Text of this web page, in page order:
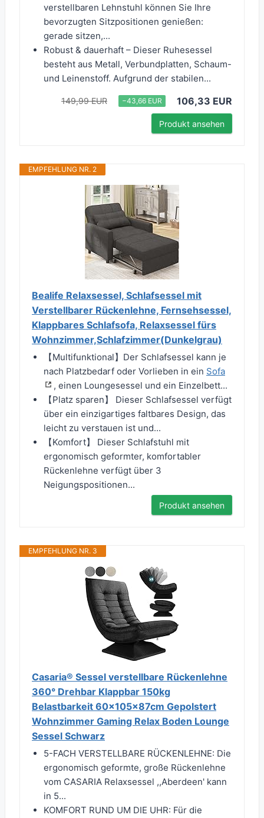
verstellbaren Lehnstuhl können Sie Ihre
bevorzugten Sitzpositionen genießen:
gerade sitzen,...
Robust & dauerhaft – Dieser Ruhesessel
besteht aus Metall, Verbundplatten, Schaum-
und Leinenstoff. Aufgrund der stabilen...
149,99 EUR −43,66 EUR 106,33 EUR
Produkt ansehen
EMPFEHLUNG NR. 2
Bealife Relaxsessel, Schlafsessel mit
Verstellbarer Rückenlehne, Fernsehsessel,
Klappbares Schlafsofa, Relaxsessel fürs
Wohnzimmer,Schlafzimmer(Dunkelgrau)
【Multifunktional】Der Schlafsessel kann je
nach Platzbedarf oder Vorlieben in ein Sofa
, einen Loungesessel und ein Einzelbett...
【Platz sparen】 Dieser Schlafsessel verfügt
über ein einzigartiges faltbares Design, das
leicht zu verstauen ist und...
【Komfort】 Dieser Schlafstuhl mit
ergonomisch geformter, komfortabler
Rückenlehne verfügt über 3
Neigungspositionen...
Produkt ansehen
EMPFEHLUNG NR. 3
Casaria® Sessel verstellbare Rückenlehne
360° Drehbar Klappbar 150kg
Belastbarkeit 60x105x87cm Gepolstert
Wohnzimmer Gaming Relax Boden Lounge
Sessel Schwarz
5-FACH VERSTELLBARE RÜCKENLEHNE: Die
ergonomisch geformte, große Rückenlehne
vom CASARIA Relaxsessel ,,Aberdeen' kann
in 5...
KOMFORT RUND UM DIE UHR: Für die